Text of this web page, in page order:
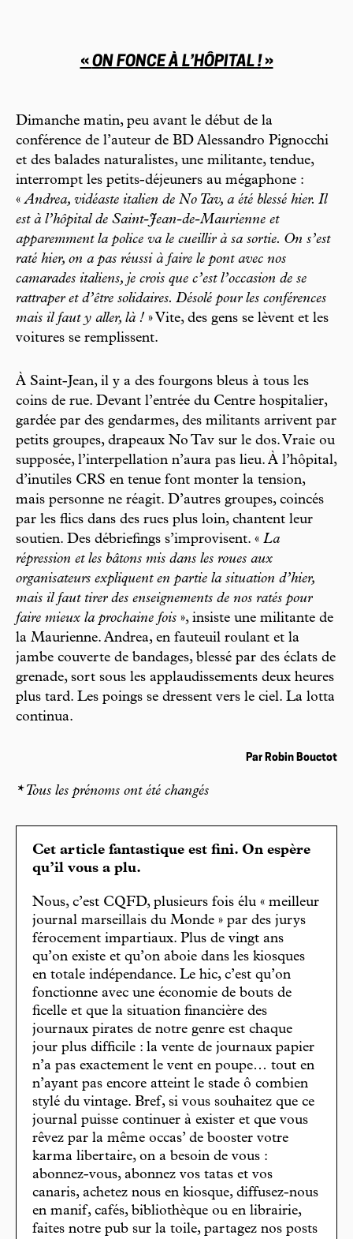
« ON FONCE À L’HÔPITAL !»
Dimanche matin, peu avant le début de la
conférence de l’auteur de BD Alessandro Pignocchi
et des balades naturalistes, une militante, tendue,
interrompt les petits-déjeuners au mégaphone :
«Andrea, vidéaste italien de No Tav, a été blessé hier. Il
est à l’hôpital de Saint-Jean-de-Maurienne et
apparemment la police va le cueillir à sa sortie. On s’est
raté hier, on a pas réussi à faire le pont avec nos
camarades italiens, je crois que c’est l’occasion de se
rattraper et d’être solidaires. Désolé pour les conférences
mais il faut y aller, là ! » Vite, des gens se lèvent et les
voitures se remplissent.
À Saint-Jean, il y a des fourgons bleus à tous les
coins de rue. Devant l’entrée du Centre hospitalier,
gardée par des gendarmes, des militants arrivent par
petits groupes, drapeaux No Tav sur le dos. Vraie ou
supposée, l’interpellation n’aura pas lieu. À l’hôpital,
d’inutiles CRS en tenue font monter la tension,
mais personne ne réagit. D’autres groupes, coincés
par les flics dans des rues plus loin, chantent leur
soutien. Des débriefings s’improvisent. « La
répression et les bâtons mis dans les roues aux
organisateurs expliquent en partie la situation d’hier,
mais il faut tirer des enseignements de nos ratés pour
faire mieux la prochaine fois », insiste une militante de
la Maurienne. Andrea, en fauteuil roulant et la
jambe couverte de bandages, blessé par des éclats de
grenade, sort sous les applaudissements deux heures
plus tard. Les poings se dressent vers le ciel. La lotta
continua.
Par Robin Bouctot
* Tous les prénoms ont été changés
Cet article fantastique est fini. On espère
qu’il vous a plu.
Nous, c’est CQFD, plusieurs fois élu « meilleur
journal marseillais du Monde » par des jurys
férocement impartiaux. Plus de vingt ans
qu’on existe et qu’on aboie dans les kiosques
en totale indépendance. Le hic, c’est qu’on
fonctionne avec une économie de bouts de
ficelle et que la situation financière des
journaux pirates de notre genre est chaque
jour plus difficile : la vente de journaux papier
n’a pas exactement le vent en poupe… tout en
n’ayant pas encore atteint le stade ô combien
stylé du vintage. Bref, si vous souhaitez que ce
journal puisse continuer à exister et que vous
rêvez par la même occas’ de booster votre
karma libertaire, on a besoin de vous :
abonnez-vous, abonnez vos tatas et vos
canaris, achetez nous en kiosque, diffusez-nous
en manif, cafés, bibliothèque ou en librairie,
faites notre pub sur la toile, partagez nos posts